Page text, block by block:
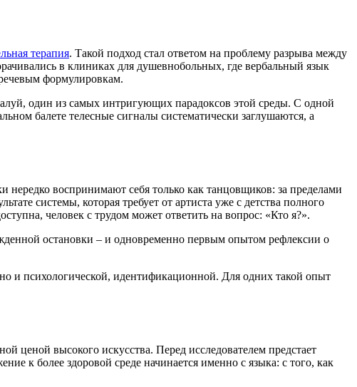
терапия. Такой подход стал ответом на проблему разрыва между
в клиниках для душевнобольных, где вербальный язык
формулировкам.
один из самых интригующих парадоксов этой среды. С одной
балете телесные сигналы систематически заглушаются, а
нередко воспринимают себя только как танцовщиков: за пределами
системы, которая требует от артиста уже с детства полного
человек с трудом может ответить на вопрос: «Кто я?».
остановки – и одновременно первым опытом рефлексии о
и психологической, идентификационной. Для одних такой опыт
ценой высокого искусства. Перед исследователем предстает
к более здоровой среде начинается именно с языка: с того, как